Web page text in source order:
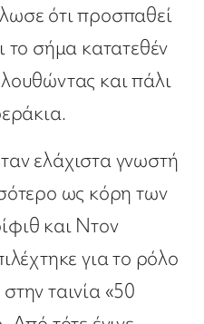
ότι προσπαθεί
το σήμα κατατεθέν
και πάλι
ελάχιστα γνωστή
ως κόρη των
και Ντον
για το ρόλο
ταινία «50